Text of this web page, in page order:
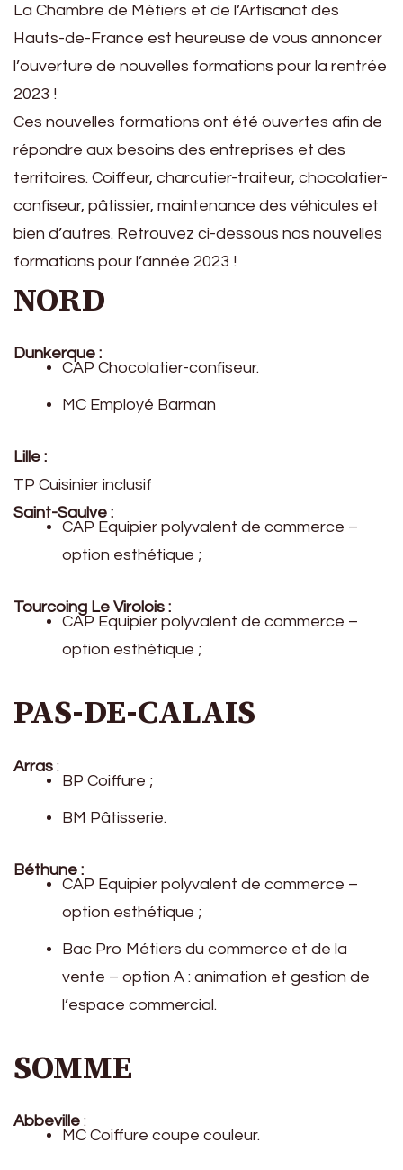
La Chambre de Métiers et de l’Artisanat des
Hauts-de-France est heureuse de vous annoncer
l’ouverture de nouvelles formations pour la rentrée
2023 !
Ces nouvelles formations ont été ouvertes afin de
répondre aux besoins des entreprises et des
territoires. Coiffeur, charcutier-traiteur, chocolatier-
confiseur, pâtissier, maintenance des véhicules et
bien d’autres. Retrouvez ci-dessous nos nouvelles
formations pour l’année 2023 !
NORD
Dunkerque :
CAP Chocolatier-confiseur.
MC Employé Barman
Lille :
TP Cuisinier inclusif
Saint-Saulve :
CAP Equipier polyvalent de commerce –
option esthétique ;
Tourcoing Le Virolois :
CAP Equipier polyvalent de commerce –
option esthétique ;
PAS-DE-CALAIS
Arras :
BP Coiffure ;
BM Pâtisserie.
Béthune :
CAP Equipier polyvalent de commerce –
option esthétique ;
Bac Pro Métiers du commerce et de la
vente – option A : animation et gestion de
l’espace commercial.
SOMME
Abbeville :
MC Coiffure coupe couleur.